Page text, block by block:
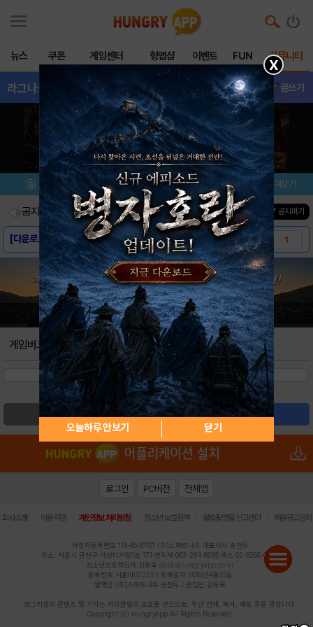
뉴스 쿠폰 게임센터 헝앱샵 이벤트 FUN 커뮤니티
라그나로크오리진 - 게임버그 글쓰기
메뉴 이벤트/미션 설치/평가 즐겨찾기
공지사항 진행중인 이벤트0건 ▼ 공지펴기
[다운로드링크] - 라그나로크 오리진 1
[스크린샷] - 라그나로크 오리진
[게임소개] - 라그나로크 오리진
게임버그
검색 글쓰기
X
오늘하루 안보기 닫기
로그인 PC버전 전체앱
회사소개 이용약관 개인정보 처리방침 청소년 보호정책 불법촬영물 신고센터 제휴광고문의
사업자등록번호:119-86-61101 (주)스마트나우 대표이사:송현두
주소: 서울시 금천구 가산디지털1로 171 연락처:063-284-8635 팩스:02-6265-0377
청소년보호책임자:김동욱 desk@hungryapp.co.kr
등록번호:서울아02322 | 등록일자:2016년4월25일
발행인:(주)스마트나우 송현두 | 편집인:김동욱
헝그리앱의 콘텐츠 및 기사는 저작권법의 보호를 받으므로, 무단 전재, 복사, 배포 등을 금합니다.
Copyright (c) HungryApp All Rights Reserved.